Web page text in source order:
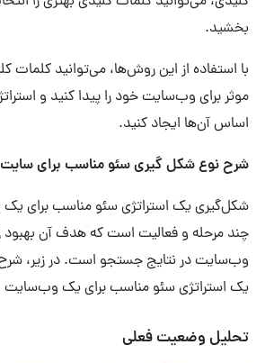
بخشید.
با استفاده از این روش‌ها، می‌توانید کلمات
موثر برای وب‌سایت خود را پیدا کنید و
اساس آن‌ها ایجاد کنید.
شرح نوع شکل گیری سئو مناسب برای سایت
شکل‌گیری یک استراتژی سئو مناسب برای
چند مرحله و فعالیت است که هدف آن بهبود
وب‌سایت در نتایج جستجو است. در زیر،
یک استراتژی سئو مناسب برای یک وب‌سایت
تحلیل وضعیت فعلی